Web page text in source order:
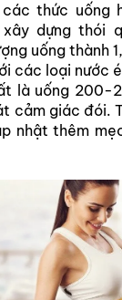
thức uống
dựng thói
uống thành
các loại nước
là uống 200-
cảm giác đói.
nhật thêm